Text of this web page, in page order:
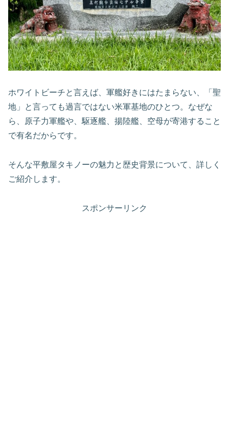
ホワイトビーチと言えば、軍艦好きにはたまらない、「聖
地」と言っても過言ではない米軍基地のひとつ。なぜな
ら、原子力軍艦や、駆逐艦、揚陸艦、空母が寄港すること
で有名だからです。
そんな平敷屋タキノーの魅力と歴史背景について、詳しく
ご紹介します。
スポンサーリンク